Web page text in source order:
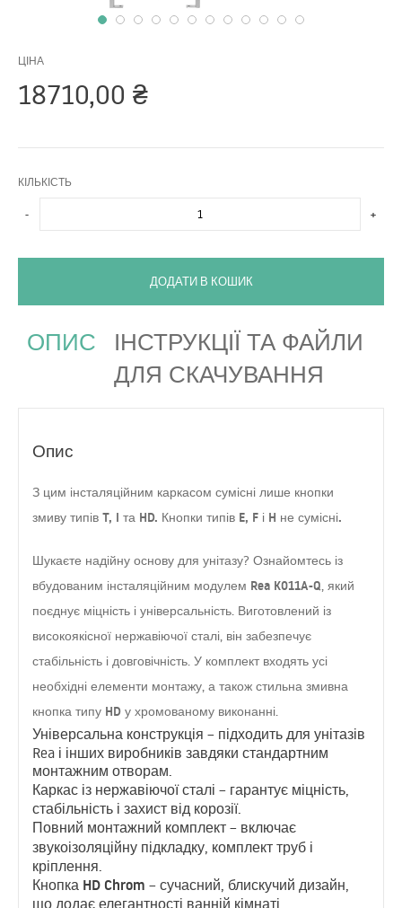
ЦІНА
18710,00 ₴
КІЛЬКІСТЬ
- +
ДОДАТИ В КОШИК
ОПИС
ІНСТРУКЦІЇ ТА ФАЙЛИ
ДЛЯ СКАЧУВАННЯ
Опис
З цим інсталяційним каркасом сумісні лише кнопки
змиву типів T, I та HD. Кнопки типів E, F і H не сумісні.
Шукаєте надійну основу для унітазу? Ознайомтесь із
вбудованим інсталяційним модулем Rea K011A-Q, який
поєднує міцність і універсальність. Виготовлений із
високоякісної нержавіючої сталі, він забезпечує
стабільність і довговічність. У комплект входять усі
необхідні елементи монтажу, а також стильна змивна
кнопка типу HD у хромованому виконанні.
Універсальна конструкція – підходить для унітазів
Rea і інших виробників завдяки стандартним
монтажним отворам.
Каркас із нержавіючої сталі – гарантує міцність,
стабільність і захист від корозії.
Повний монтажний комплект – включає
звукоізоляційну підкладку , комплект труб і
кріплення.
Кнопка HD Chrom – сучасний, блискучий дизайн,
що додає елегантності ванній кімнаті.